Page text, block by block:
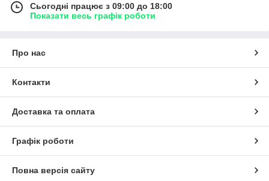
Сьогодні працює з 09:00 до 18:00
Показати весь графік роботи
Про нас
Контакти
Доставка та оплата
Графік роботи
Повна версія сайту